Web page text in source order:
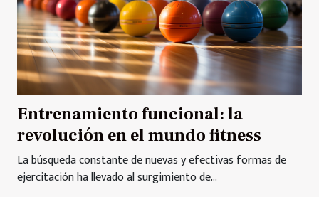
Entrenamiento funcional: la
revolución en el mundo fitness
La búsqueda constante de nuevas y efectivas formas de
ejercitación ha llevado al surgimiento de...